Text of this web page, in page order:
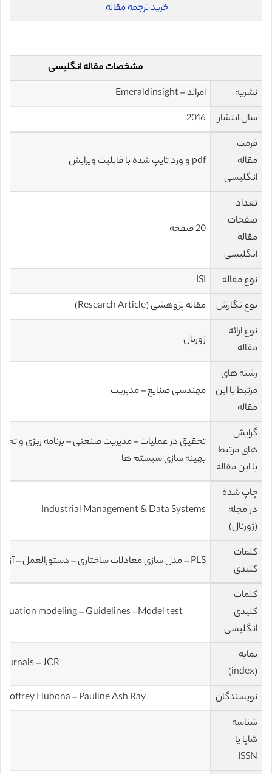
خرید ترجمه مقاله
مشخصات مقاله انگلیسی
نشریه
امرالد – Emeraldinsight
سال انتشار
2016
فرمت
مقاله
انگلیسی
pdf و ورد تایپ شده با قابلیت ویرایش
تعداد
صفحات
مقاله
انگلیسی
20 صفحه
نوع مقاله
ISI
نوع نگارش
مقاله پژوهشی (Research Article)
نوع ارائه
مقاله
ژورنال
رشته های
مرتبط با این
مقاله
مهندسی صنایع – مدیریت
گرایش
های مرتبط
با این مقاله
تحقیق در عملیات – مدیریت صنعتی – برنامه ریزی و
بهینه سازی سیستم ها
چاپ شده
در مجله
(ژورنال)
Industrial Management & Data Systems
کلمات
کلیدی
PLS – مدل سازی معادلات ساختاری – دستورالعمل – آزمون مدل
کلمات
کلیدی
انگلیسی
modeling – Guidelines -Model test
نمایه
(index)
– JCR
نویسندگان
Hubona – Pauline Ash Ray
شناسه
شاپا یا
ISSN